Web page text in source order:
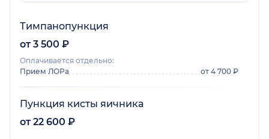
Тимпанопункция
от 3 500 ₽
Оплачивается отдельно:
Прием ЛОРа
от 4 700 ₽
Пункция кисты яичника
от 22 600 ₽